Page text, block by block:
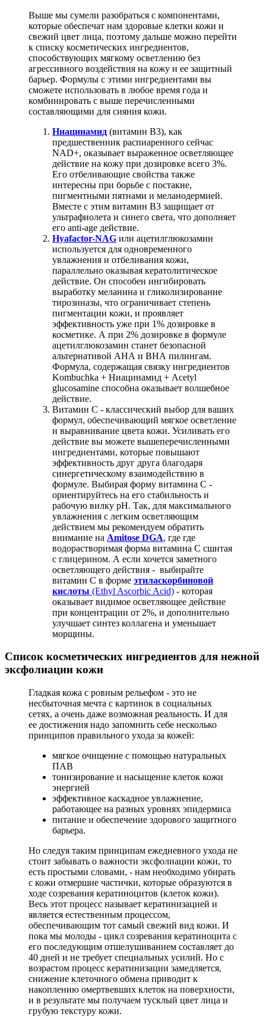
Выше мы сумели разобраться с компонентами,
которые обеспечат нам здоровые клетки кожи и
свежий цвет лица, поэтому дальше можно перейти
к списку косметических ингредиентов,
способствующих мягкому осветлению без
агрессивного воздействия на кожу и ее защитный
барьер. Формулы с этими ингредиентами вы
сможете использовать в любое время года и
комбинировать с выше перечисленными
составляющими для сияния кожи.
Ниацинамид (витамин B3), как
предшественник распиаренного сейчас
NAD+, оказывает выраженное осветляющее
действие на кожу при дозировке всего 3%.
Его отбеливающие свойства также
интересны при борьбе с постакне,
пигментными пятнами и меланодермией.
Вместе с этим витамин B3 защищает от
ультрафиолета и синего света, что дополняет
его anti-age действие.
Hyafactor-NAG или ацетилглюкозамин
используется для одновременного
увлажнения и отбеливания кожи,
параллельно оказывая кератолитическое
действие. Он способен ингибировать
выработку меланина и гликолизирование
тирозиназы, что ограничивает степень
пигментации кожи, и проявляет
эффективность уже при 1% дозировке в
косметике. А при 2% дозировке в формуле
ацетилглюкозамин станет безопасной
альтернативой АНА и ВНА пилингам.
Формула, содержащая связку ингредиентов
Kombuchka + Ниацинамид + Acetyl
glucosamine способна оказывает волшебное
действие.
Витамин С - классический выбор для ваших
формул, обеспечивающий мягкое осветление
и выравнивание цвета кожи. Усиливать его
действие вы можете вышеперечисленными
ингредиентами, которые повышают
эффективность друг друга благодаря
синергетическому взаимодействию в
формуле. Выбирая форму витамина С -
ориентируйтесь на его стабильность и
рабочую вилку рН. Так, для максимального
увлажнения с легким осветляющим
действием мы рекомендуем обратить
внимание на Amitose DGA, где где
водорастворимая форма витамина С сшитая
с глицерином. А если хочется заметного
осветляющего действия - выбирайте
витамин С в форме этиласкорбиновой
кислоты (Ethyl Ascorbic Acid) - которая
оказывает видимое осветляющее действие
при концентрации от 2%, и дополнительно
улучшает синтез коллагена и уменьшает
морщины.
Список косметических ингредиентов для нежной
эксфолиации кожи
Гладкая кожа с ровным рельефом - это не
несбыточная мечта с картинок в социальных
сетях, а очень даже возможная реальность. И для
ее достижения надо запомнить себе несколько
принципов правильного ухода за кожей:
мягкое очищение с помощью натуральных
ПАВ
тонизирование и насыщение клеток кожи
энергией
эффективное каскадное увлажнение,
работающее на разных уровнях эпидермиса
питание и обеспечение здорового защитного
барьера.
Но следуя таким принципам ежедневного ухода не
стоит забывать о важности эксфолиации кожи, то
есть простыми словами, - нам необходимо убирать
с кожи отмершие частички, которые образуются в
ходе созревания кератиноцитов (клеток кожи).
Весь этот процесс называет кератинизацией и
является естественным процессом,
обеспечивающим тот самый свежий вид кожи. И
пока мы молоды - цикл созревания кератиноцита с
его последующим отшелушиванием составляет до
40 дней и не требует специальных усилий. Но с
возрастом процесс кератинизации замедляется,
снижение клеточного обмена приводит к
накоплению омертвевших клеток на поверхности,
и в результате мы получаем тусклый цвет лица и
грубую текстуру кожи.